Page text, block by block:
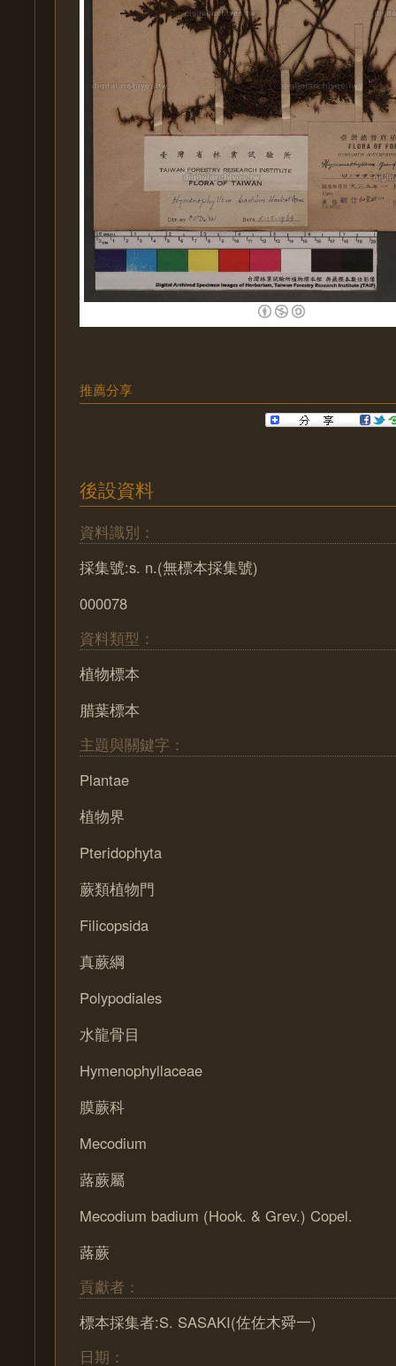
推薦分享
後設資料
資料識別：
採集號:s. n.(無標本採集號)
000078
資料類型：
植物標本
腊葉標本
主題與關鍵字：
Plantae
植物界
Pteridophyta
蕨類植物門
Filicopsida
真蕨綱
Polypodiales
水龍骨目
Hymenophyllaceae
膜蕨科
Mecodium
蕗蕨屬
Mecodium badium (Hook. & Grev.) Copel.
蕗蕨
貢獻者：
標本採集者:S. SASAKI(佐佐木舜一)
日期：